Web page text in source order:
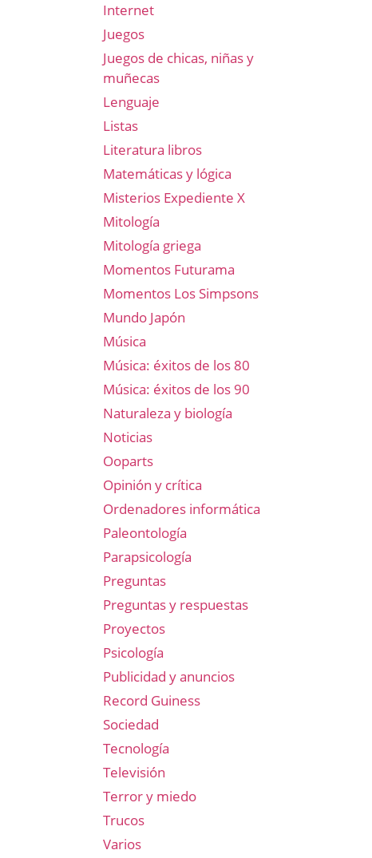
Internet
Juegos
Juegos de chicas, niñas y
muñecas
Lenguaje
Listas
Literatura libros
Matemáticas y lógica
Misterios Expediente X
Mitología
Mitología griega
Momentos Futurama
Momentos Los Simpsons
Mundo Japón
Música
Música: éxitos de los 80
Música: éxitos de los 90
Naturaleza y biología
Noticias
Ooparts
Opinión y crítica
Ordenadores informática
Paleontología
Parapsicología
Preguntas
Preguntas y respuestas
Proyectos
Psicología
Publicidad y anuncios
Record Guiness
Sociedad
Tecnología
Televisión
Terror y miedo
Trucos
Varios